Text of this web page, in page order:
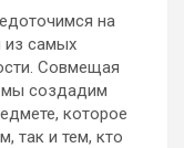
на
из самых
Совмещая
мы создадим
которое
так и тем, кто